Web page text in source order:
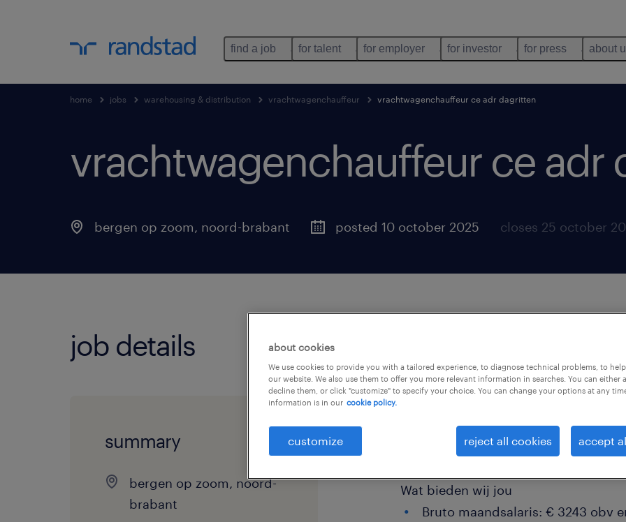
find a job for talent for employer for investor for press about
home jobs warehousing & distribution vrachtwagenchauffeur vrachtwagenchauffeur ce adr dagritten
vrachtwagenchauffeur ce adr
bergen op zoom, noord-brabant posted 10 october 2025 closes 25 october
job details
summary
bergen op zoom, noord-
brabant
Ben jij op zoek naar een baan als
dagritten? Elke avond lekker in je
eens genoeg uren maken? Dan zijn
Wat bieden wij jou
Bruto maandsalaris: € 3243 obv
about cookies
We use cookies to provide you with a tailored experience, to diagnose technical problems, to
our website. We also use them to offer you more relevant information in searches. You can either
decline them, or click "customize" to specify your choice. You can change your options at any
information is in our cookie policy.
customize reject all cookies accept